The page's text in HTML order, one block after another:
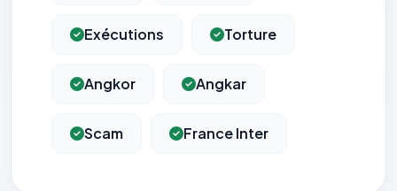
Exécutions Torture
Angkor Angkar
Scam France Inter